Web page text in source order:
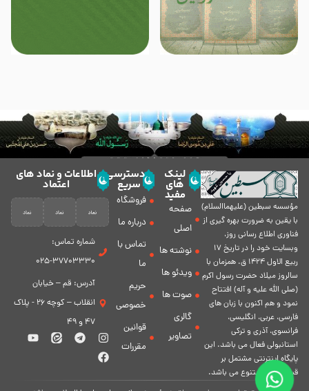
مؤسسه سبطين (عليهماالسلام)
با يقين به ضرورت بهره گیرى از
فناورى اطلاع رسانى روز،
وبسایت خود را در تاريخ 17
ربيع الاول 1424 ق. همزمان با
سالروز ميلاد حضرت رسول اكرم
(صلی الله علیه و آله) افتتاح
نمود و هم اكنون با زبان های
فارسی، عربى، انگلیسی،
فرانسوی، آذری و ترکی
استانبولی فعال مى باشد. اين
پايگاه اينترنتى مشتمل بر
قسمت هاى متنوع مى باشد.
لینک
های
مفید
صفحه
اصلی
نوشته ها
ویدئو ها
صوت ها
گالری
تصاویر
دسترسی
سریع
فروشگاه
درباره ما
تماس با
ما
حریم
خصوصی
قوانین
مقررات
اطلاعات و نماد های
اعتماد
شماره تماس:
37703330-025
آدرس: قم – خیابان
انقلاب – کوچه 26 - پلاک
47 و 49